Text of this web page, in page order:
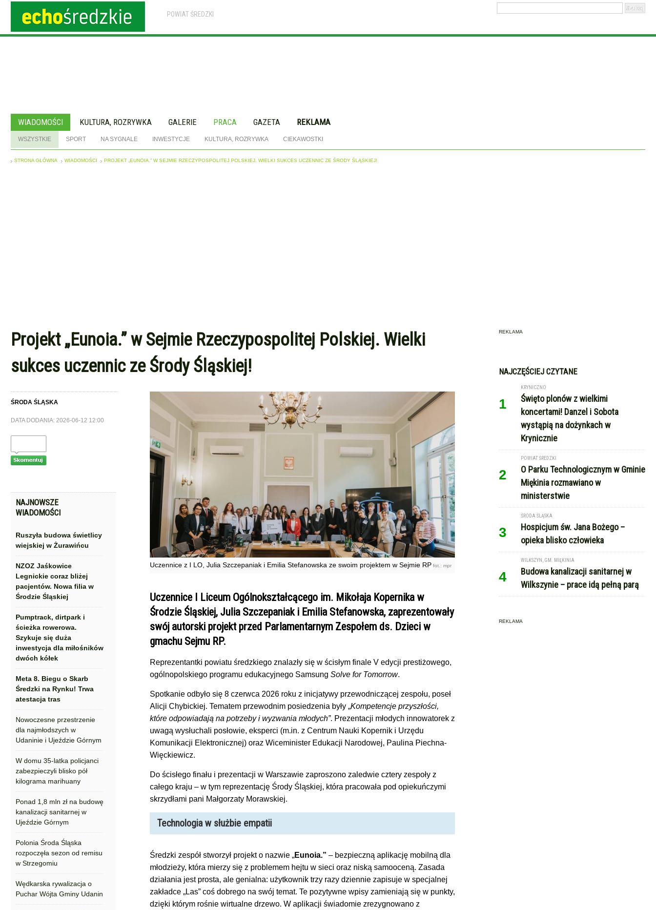
POWIAT ŚREDZKI
WIADOMOŚCI KULTURA, ROZRYWKA GALERIE PRACA GAZETA REKLAMA
WSZYSTKIE SPORT NA SYGNALE INWESTYCJE KULTURA, ROZRYWKA CIEKAWOSTKI
STRONA GŁÓWNA WIADOMOŚCI PROJEKT „EUNOIA.” W SEJMIE RZECZYPOSPOLITEJ POLSKIEJ. WIELKI SUKCES UCZENNIC ZE ŚRODY ŚLĄSKIEJ!
Projekt „Eunoia.” w Sejmie Rzeczypospolitej Polskiej. Wielki
sukces uczennic ze Środy Śląskiej!
ŚRODA ŚLĄSKA
DATA DODANIA: 2026-06-12 12:00
NAJNOWSZE
WIADOMOŚCI
Ruszyła budowa świetlicy
wiejskiej w Żurawińcu
NZOZ Jaśkowice
Legnickie coraz bliżej
pacjentów. Nowa filia w
Środzie Śląskiej
Pumptrack, dirtpark i
ścieżka rowerowa.
Szykuje się duża
inwestycja dla miłośników
dwóch kółek
Meta 8. Biegu o Skarb
Średzki na Rynku! Trwa
atestacja tras
Nowoczesne przestrzenie
dla najmłodszych w
Udaninie i Ujeździe Górnym
W domu 35-latka policjanci
zabezpieczyli blisko pół
kilograma marihuany
Ponad 1,8 mln zł na budowę
kanalizacji sanitarnej w
Ujeździe Górnym
Polonia Środa Śląska
rozpoczęła sezon od remisu
w Strzegomiu
Wędkarska rywalizacja o
Puchar Wójta Gminy Udanin
Uczennice z I LO, Julia Szczepaniak i Emilia Stefanowska ze swoim projektem w Sejmie RP fot.: mpr
Uczennice I Liceum Ogólnokształcącego im. Mikołaja Kopernika w
Środzie Śląskiej, Julia Szczepaniak i Emilia Stefanowska, zaprezentowały
swój autorski projekt przed Parlamentarnym Zespołem ds. Dzieci w
gmachu Sejmu RP.
Reprezentantki powiatu średzkiego znalazły się w ścisłym finale V edycji prestiżowego,
ogólnopolskiego programu edukacyjnego Samsung Solve for Tomorrow.
Spotkanie odbyło się 8 czerwca 2026 roku z inicjatywy przewodniczącej zespołu, poseł
Alicji Chybickiej. Tematem przewodnim posiedzenia były „Kompetencje przyszłości,
które odpowiadają na potrzeby i wyzwania młodych”. Prezentacji młodych innowatorek z
uwagą wysłuchali posłowie, eksperci (m.in. z Centrum Nauki Kopernik i Urzędu
Komunikacji Elektronicznej) oraz Wiceminister Edukacji Narodowej, Paulina Piechna-
Więckiewicz.
Do ścisłego finału i prezentacji w Warszawie zaproszono zaledwie cztery zespoły z
całego kraju – w tym reprezentację Środy Śląskiej, która pracowała pod opiekuńczymi
skrzydłami pani Małgorzaty Morawskiej.
Technologia w służbie empatii
Średzki zespół stworzył projekt o nazwie „Eunoia.” – bezpieczną aplikację mobilną dla
młodzieży, która mierzy się z problemem hejtu w sieci oraz niską samooceną. Zasada
działania jest prosta, ale genialna: użytkownik trzy razy dziennie zapisuje w specjalnej
zakładce „Las” coś dobrego na swój temat. Te pozytywne wpisy zamieniają się w punkty,
dzięki którym rośnie wirtualne drzewo. W aplikacji świadomie zrezygnowano z
REKLAMA
NAJCZĘŚCIEJ CZYTANE
1
KRYNICZNO
Święto plonów z wielkimi
koncertami! Danzel i Sobota
wystąpią na dożynkach w
Krynicznie
2
POWIAT ŚREDZKI
O Parku Technologicznym w Gminie
Miękinia rozmawiano w
ministerstwie
3
ŚRODA ŚLĄSKA
Hospicjum św. Jana Bożego –
opieka blisko człowieka
4
WILKSZYN, GM. MIĘKINIA
Budowa kanalizacji sanitarnej w
Wilkszynie – prace idą pełną parą
REKLAMA